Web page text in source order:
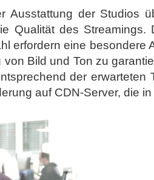
Ausstattung der Studios
Qualität des Streamings.
erfordern eine besondere
Bild und Ton zu
der erwarteten
auf CDN-Server, die